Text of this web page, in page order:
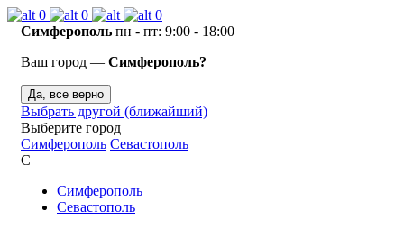
0 0
0
Симферополь пн - пт: 9:00 - 18:00
Ваш город — Симферополь?
Да, все верно
Выбрать другой (ближайший)
Выберите город
Симферополь Севастополь
С
Симферополь
Севастополь